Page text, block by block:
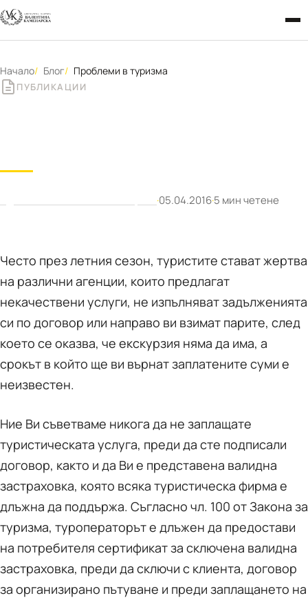
Начало Блог Проблеми в туризма
ПУБЛИКАЦИИ
·05.04.2016·5 мин четене
Често през летния сезон, туристите стават жертва
на различни агенции, които предлагат
некачествени услуги, не изпълняват задълженията
си по договор или направо ви взимат парите, след
което се оказва, че екскурзия няма да има, а
срокът в който ще ви върнат заплатените суми е
неизвестен.
Ние Ви съветваме никога да не заплащате
туристическата услуга, преди да сте подписали
договор, както и да Ви е представена валидна
застраховка, която всяка туристическа фирма е
длъжна да поддържа. Съгласно чл. 100 от Закона за
туризма, туроператорът е длъжен да предостави
на потребителя сертификат за сключена валидна
застраховка, преди да сключи с клиента, договор
за организирано пътуване и преди заплащането на